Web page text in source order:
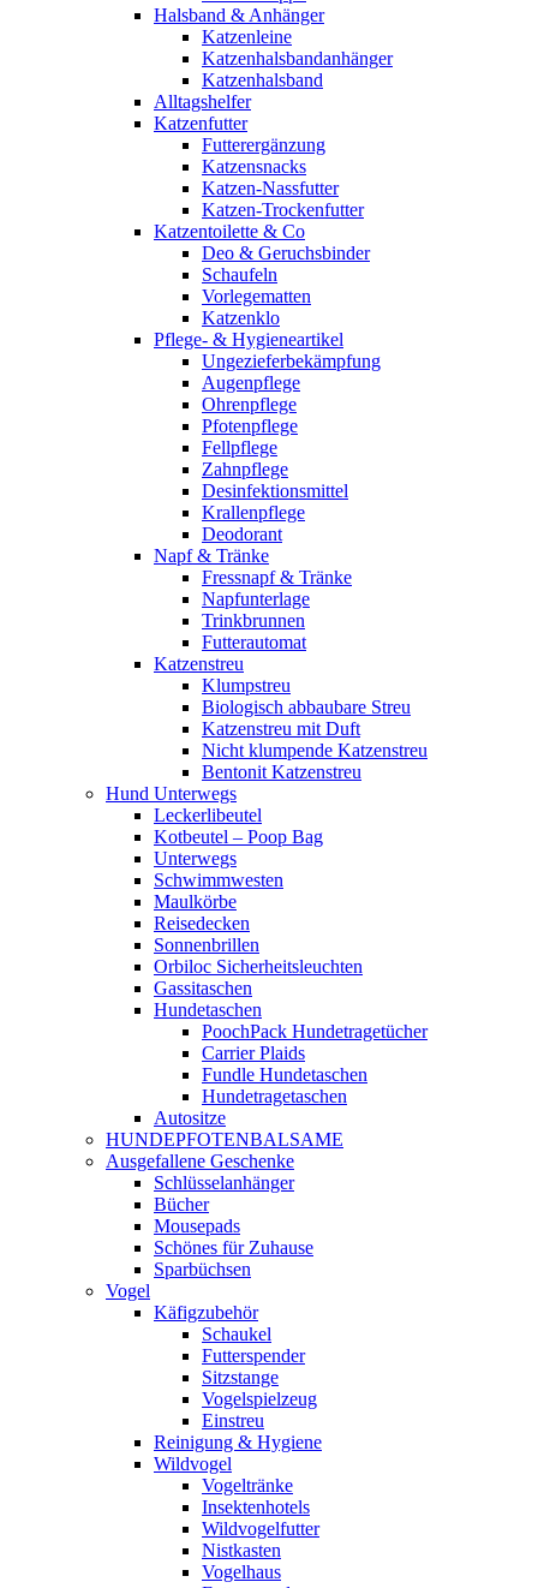
Halsband & Anhänger
Katzenleine
Katzenhalsbandanhänger
Katzenhalsband
Alltagshelfer
Katzenfutter
Futterergänzung
Katzensnacks
Katzen-Nassfutter
Katzen-Trockenfutter
Katzentoilette & Co
Deo & Geruchsbinder
Schaufeln
Vorlegematten
Katzenklo
Pflege- & Hygieneartikel
Ungezieferbekämpfung
Augenpflege
Ohrenpflege
Pfotenpflege
Fellpflege
Zahnpflege
Desinfektionsmittel
Krallenpflege
Deodorant
Napf & Tränke
Fressnapf & Tränke
Napfunterlage
Trinkbrunnen
Futterautomat
Katzenstreu
Klumpstreu
Biologisch abbaubare Streu
Katzenstreu mit Duft
Nicht klumpende Katzenstreu
Bentonit Katzenstreu
Hund Unterwegs
Leckerlibeutel
Kotbeutel – Poop Bag
Unterwegs
Schwimmwesten
Maulkörbe
Reisedecken
Sonnenbrillen
Orbiloc Sicherheitsleuchten
Gassitaschen
Hundetaschen
PoochPack Hundetragetücher
Carrier Plaids
Fundle Hundetaschen
Hundetragetaschen
Autositze
HUNDEPFOTENBALSAME
Ausgefallene Geschenke
Schlüsselanhänger
Bücher
Mousepads
Schönes für Zuhause
Sparbüchsen
Vogel
Käfigzubehör
Schaukel
Futterspender
Sitzstange
Vogelspielzeug
Einstreu
Reinigung & Hygiene
Wildvogel
Vogeltränke
Insektenhotels
Wildvogelfutter
Nistkasten
Vogelhaus